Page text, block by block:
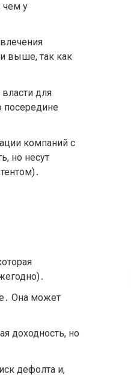
чем у
выше, так как
для
посередине
компаний с
но несут
Она может
доходность, но
дефолта и,